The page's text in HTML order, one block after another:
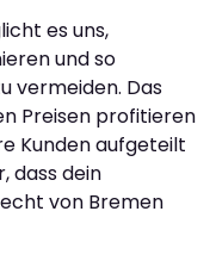
es uns,
und so
vermeiden. Das
Preisen profitieren
Kunden aufgeteilt
dass dein
von Bremen